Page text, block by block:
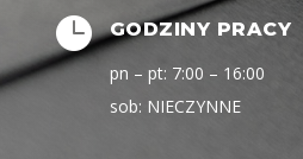

GODZINY PRACY
pn – pt: 7:00 – 16:00
sob: NIECZYNNE